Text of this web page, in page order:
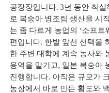
공장장입니다. 3년 동안 착
로 복숭아 병조림 생산을 시
는 좀 다르게 농업의 ‘소프트
편입니다. 한발 앞선 선택을
한 주변 대학에 계속 농사와
용역을 맡기고, 일본 복숭아
진행합니다. 아직은 규모가
농장에서 바로 만든 황도와